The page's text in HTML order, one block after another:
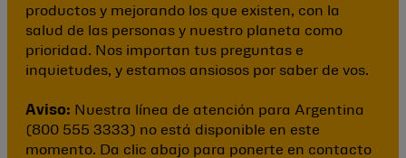
productos y mejorando los que existen, con la
salud de las personas y nuestro planeta como
prioridad. Nos importan tus preguntas e
inquietudes, y estamos ansiosos por saber de vos.
Aviso: Nuestra línea de atención para Argentina
(800 555 3333) no está disponible en este
momento. Da clic abajo para ponerte en contacto